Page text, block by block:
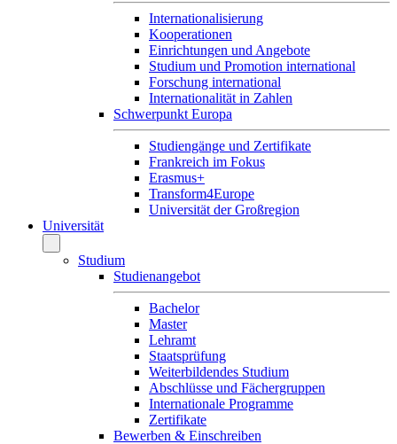
Internationalisierung
Kooperationen
Einrichtungen und Angebote
Studium und Promotion international
Forschung international
Internationalität in Zahlen
Schwerpunkt Europa
Studiengänge und Zertifikate
Frankreich im Fokus
Erasmus+
Transform4Europe
Universität der Großregion
Universität
Studium
Studienangebot
Bachelor
Master
Lehramt
Staatsprüfung
Weiterbildendes Studium
Abschlüsse und Fächergruppen
Internationale Programme
Zertifikate
Bewerben & Einschreiben